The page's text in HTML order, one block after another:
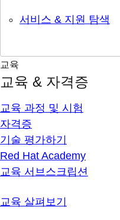
서비스 & 지원 탐색
교육
교육 & 자격증
교육 과정 및 시험
자격증
기술 평가하기
Red Hat Academy
교육 서브스크립션
교육 살펴보기